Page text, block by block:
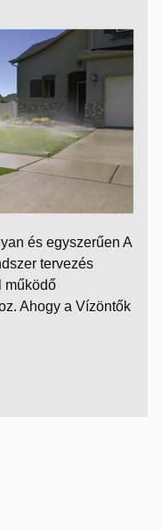
és egyszerűen A
tervezés
működő
Ahogy a Vízöntők